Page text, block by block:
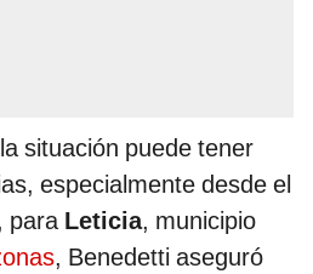
situación puede tener
especialmente desde el
para Leticia, municipio
, Benedetti aseguró